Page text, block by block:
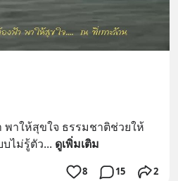
พาให้สุขใจ ธรรมชาติช่วยให้
ไม่รู้ตัว... ดูเพิ่มเติม
8 15 2